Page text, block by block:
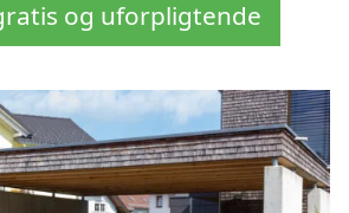
og uforpligtende